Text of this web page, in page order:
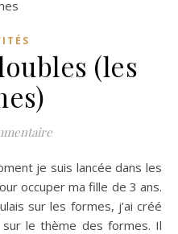
(les
occuper ma fille de 3 ans.
sur les formes, j’ai créé
le thème des formes. Il